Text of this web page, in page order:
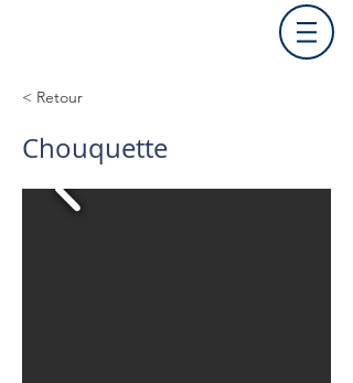
< Retour
Chouquette